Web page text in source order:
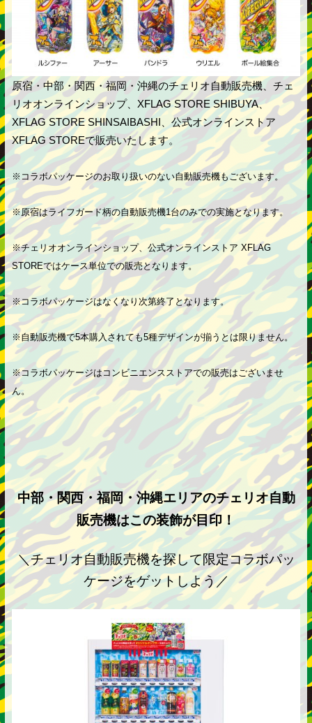
原宿・中部・関西・福岡・沖縄のチェリオ自動販売機、チェ
リオオンラインショップ、XFLAG STORE SHIBUYA、
XFLAG STORE SHINSAIBASHI、公式オンラインストア
XFLAG STOREで販売いたします。
※コラボパッケージのお取り扱いのない自動販売機もございます。
※原宿はライフガード柄の自動販売機1台のみでの実施となります。
※チェリオオンラインショップ、公式オンラインストア XFLAG
STOREではケース単位での販売となります。
※コラボパッケージはなくなり次第終了となります。
※自動販売機で5本購入されても5種デザインが揃うとは限りません。
※コラボパッケージはコンビニエンスストアでの販売はございませ
ん。
中部・関西・福岡・沖縄エリアのチェリオ自動
販売機はこの装飾が目印！
＼チェリオ自動販売機を探して限定コラボパッ
ケージをゲットしよう／